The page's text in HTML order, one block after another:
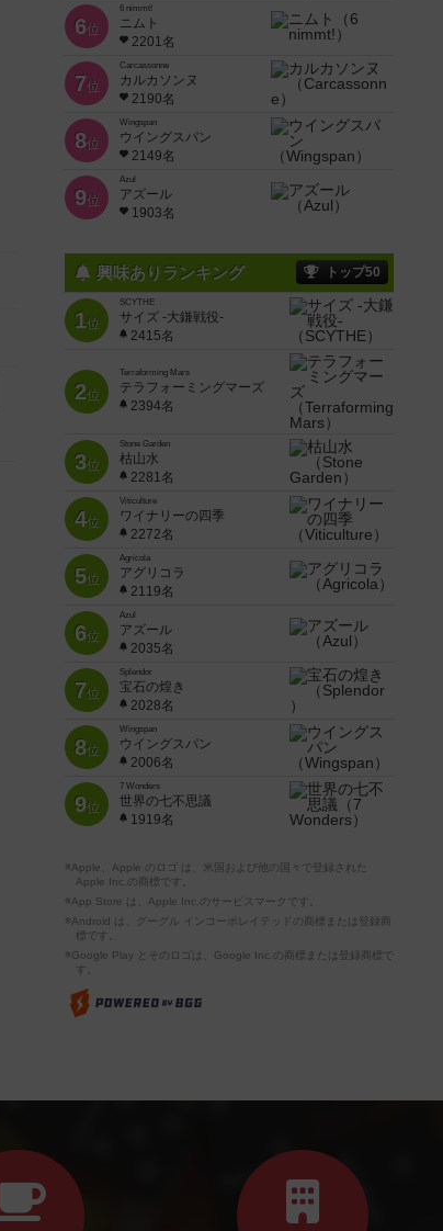
6位
6 nimmt!
ニムト
2201名
7位
Carcassonne
カルカソンヌ
2190名
8位
Wingspan
ウイングスパン
2149名
9位
Azul
アズール
1903名
興味ありランキング トップ50
1位
SCYTHE
サイズ -大鎌戦役-
2415名
2位
Terraforming Mars
テラフォーミングマーズ
2394名
3位
Stone Garden
枯山水
2281名
4位
Viticulture
ワイナリーの四季
2272名
5位
Agricola
アグリコラ
2119名
6位
Azul
アズール
2035名
7位
Splendor
宝石の煌き
2028名
8位
Wingspan
ウイングスパン
2006名
9位
7 Wonders
世界の七不思議
1919名
※Apple、Apple のロゴ は、米国および他の国々で登録された
Apple Inc.の商標です。
※App Store は、Apple Inc.のサービスマークです。
※Android は、グーグル インコーポレイテッドの商標または登録商
標です。
※Google Play とそのロゴは、Google Inc.の商標または登録商標で
す。